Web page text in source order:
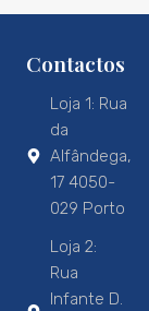
Contactos
Loja 1: Rua
da
Alfândega,
17 4050-
029 Porto
Loja 2:
Rua
Infante D.